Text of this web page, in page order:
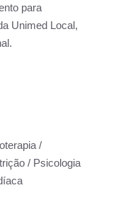
para
Unimed Local,
/
/ Psicologia